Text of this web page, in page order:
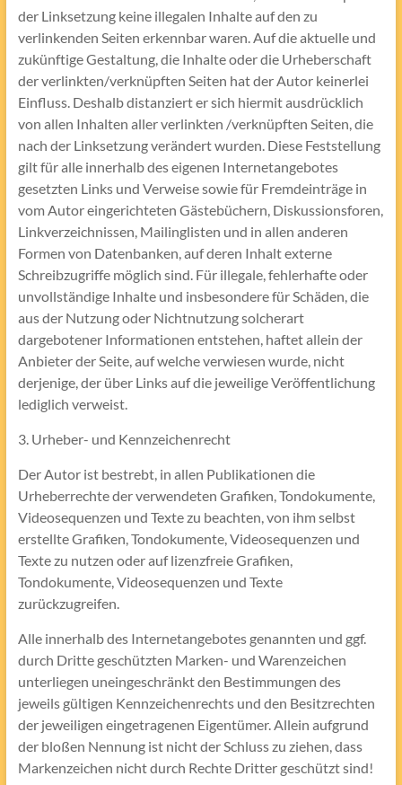
der Linksetzung keine illegalen Inhalte auf den zu
verlinkenden Seiten erkennbar waren. Auf die aktuelle und
zukünftige Gestaltung, die Inhalte oder die Urheberschaft
der verlinkten/verknüpften Seiten hat der Autor keinerlei
Einfluss. Deshalb distanziert er sich hiermit ausdrücklich
von allen Inhalten aller verlinkten /verknüpften Seiten, die
nach der Linksetzung verändert wurden. Diese Feststellung
gilt für alle innerhalb des eigenen Internetangebotes
gesetzten Links und Verweise sowie für Fremdeinträge in
vom Autor eingerichteten Gästebüchern, Diskussionsforen,
Linkverzeichnissen, Mailinglisten und in allen anderen
Formen von Datenbanken, auf deren Inhalt externe
Schreibzugriffe möglich sind. Für illegale, fehlerhafte oder
unvollständige Inhalte und insbesondere für Schäden, die
aus der Nutzung oder Nichtnutzung solcherart
dargebotener Informationen entstehen, haftet allein der
Anbieter der Seite, auf welche verwiesen wurde, nicht
derjenige, der über Links auf die jeweilige Veröffentlichung
lediglich verweist.
3. Urheber- und Kennzeichenrecht
Der Autor ist bestrebt, in allen Publikationen die
Urheberrechte der verwendeten Grafiken, Tondokumente,
Videosequenzen und Texte zu beachten, von ihm selbst
erstellte Grafiken, Tondokumente, Videosequenzen und
Texte zu nutzen oder auf lizenzfreie Grafiken,
Tondokumente, Videosequenzen und Texte
zurückzugreifen.
Alle innerhalb des Internetangebotes genannten und ggf.
durch Dritte geschützten Marken- und Warenzeichen
unterliegen uneingeschränkt den Bestimmungen des
jeweils gültigen Kennzeichenrechts und den Besitzrechten
der jeweiligen eingetragenen Eigentümer. Allein aufgrund
der bloßen Nennung ist nicht der Schluss zu ziehen, dass
Markenzeichen nicht durch Rechte Dritter geschützt sind!